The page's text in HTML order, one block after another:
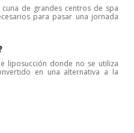
de grandes centros de spa
para pasar una jornada
liposucción donde no se utiliza
en una alternativa a la